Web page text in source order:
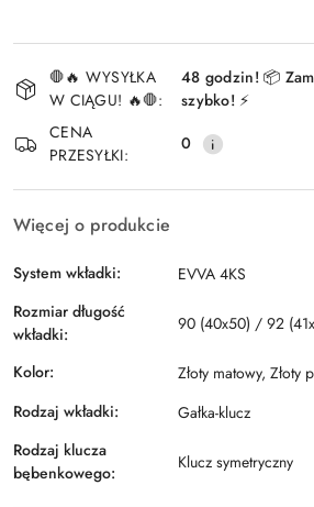
Wyślij
Dostępność
i
dostawa
🛑🔥 WYSYŁKA
W CIĄGU! 🔥🛑:
48 godzin! 📦
szybko! ⚡
CENA
PRZESYŁKI:
0
Więcej o produkcie
System wkładki:
EVVA 4KS
Rozmiar długość
wkładki:
90 (40x50) / 92
Kolor:
Złoty matowy, Złoty
Rodzaj wkładki:
Gałka-klucz
Rodzaj klucza
bębenkowego:
Klucz symetryczny